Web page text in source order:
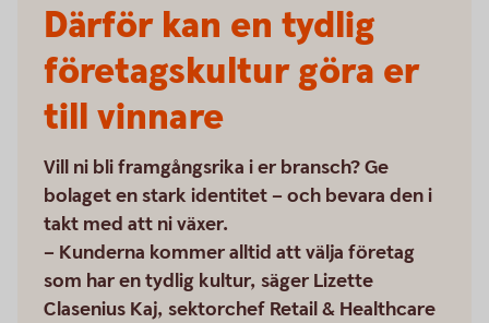
Därför kan en tydlig
företagskultur göra er
till vinnare
Vill ni bli framgångsrika i er bransch? Ge
bolaget en stark identitet – och bevara den i
takt med att ni växer.
– Kunderna kommer alltid att välja företag
som har en tydlig kultur, säger Lizette
Clasenius Kaj, sektorchef Retail & Healthcare